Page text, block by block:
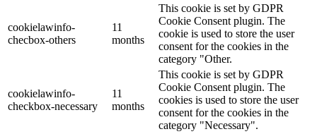
cookielawinfo-
checbox-others
11
months
This cookie is set by GDPR
Cookie Consent plugin. The
cookie is used to store the user
consent for the cookies in the
category "Other.
cookielawinfo-
checkbox-necessary
11
months
This cookie is set by GDPR
Cookie Consent plugin. The
cookies is used to store the user
consent for the cookies in the
category "Necessary".